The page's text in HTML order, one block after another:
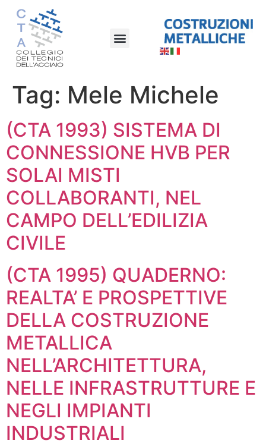
Tag: Mele Michele
(CTA 1993) SISTEMA DI
CONNESSIONE HVB PER
SOLAI MISTI
COLLABORANTI, NEL
CAMPO DELL’EDILIZIA
CIVILE
(CTA 1995) QUADERNO:
REALTA’ E PROSPETTIVE
DELLA COSTRUZIONE
METALLICA
NELL’ARCHITETTURA,
NELLE INFRASTRUTTURE E
NEGLI IMPIANTI
INDUSTRIALI